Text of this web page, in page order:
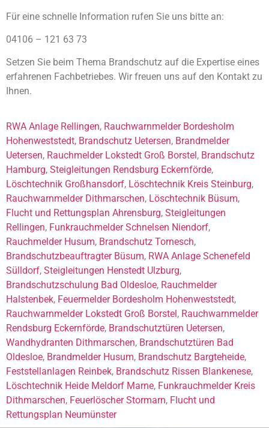
Für eine schnelle Information rufen Sie uns bitte an:
04106 – 121 63 73
Setzen Sie beim Thema Brandschutz auf die Expertise eines
erfahrenen Fachbetriebes. Wir freuen uns auf den Kontakt zu
Ihnen.
RWA Anlage Rellingen, Rauchwarnmelder Bordesholm
Hohenweststedt, Brandschutz Uetersen, Brandmelder
Uetersen, Rauchmelder Lokstedt Groß Borstel, Brandschutz
Hamburg, Steigleitungen Rendsburg Eckernförde,
Löschtechnik Großhansdorf, Löschtechnik Kreis Steinburg,
Rauchwarnmelder Dithmarschen, Löschtechnik Büsum,
Flucht und Rettungsplan Ahrensburg, Steigleitungen
Rellingen, Funkrauchmelder Schnelsen Niendorf,
Rauchmelder Husum, Brandschutz Tornesch,
Brandschutzbeauftragter Büsum, RWA Anlage Schenefeld
Sülldorf, Steigleitungen Henstedt Ulzburg,
Brandschutzschulung Bad Oldesloe, Rauchmelder
Halstenbek, Feuermelder Bordesholm Hohenweststedt,
Rauchwarnmelder Lokstedt Groß Borstel, Rauchwarnmelder
Rendsburg Eckernförde, Brandschutztüren Uetersen,
Wandhydranten Dithmarschen, Brandschutztüren Bad
Oldesloe, Brandmelder Husum, Brandschutz Bargteheide,
Feststellanlagen Reinbek, Brandschutz Rissen Blankenese,
Löschtechnik Heide Meldorf Marne, Funkrauchmelder Kreis
Dithmarschen, Feuerlöscher Stormarn, Flucht und
Rettungsplan Neumünster